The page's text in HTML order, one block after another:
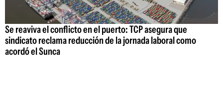
Se reaviva el conflicto en el puerto: TCP asegura que
sindicato reclama reducción de la jornada laboral como
acordó el Sunca